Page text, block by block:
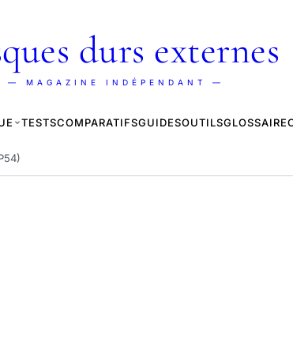
durs externes
— MAGAZINE INDÉPENDANT —
TESTSCOMPARATIFSGUIDESOUTILSGLOSSAIRE